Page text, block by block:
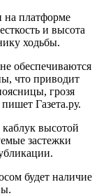
на платформе
и высота
ходьбы.
обеспечиваются
что приводит
грозя
Газета.ру.
высотой
застежки
будет наличие